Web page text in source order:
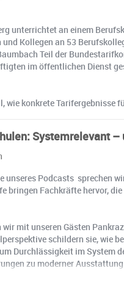
unterrichtet an einem
Kollegen an 53
Teil der
im öffentlichen Dienst
wie konkrete
Systemrelevant
unseres Podcasts sprechen
bringen Fachkräfte hervor,
wir mit unseren Gästen
schildern sie, wie
Durchlässigkeit im System
zu moderner